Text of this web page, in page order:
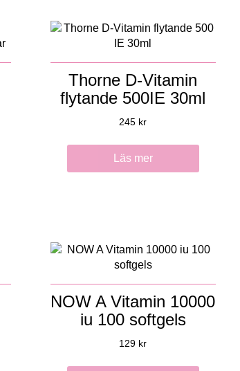
Thorne D-Vitamin
flytande 500IE 30ml
245 kr
Läs mer
NOW A Vitamin 10000
iu 100 softgels
129 kr